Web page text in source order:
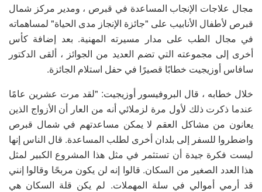
مجال علاجات الإنجاب المساعدة في قبرص ، ومدير مركز شمال
قبرص لأطفال الأنابيب على "جائزة الإنجاز مدى الحياة" لمساهماته
في مجال الطب على مدار مسيرته المهنية. بعد إضافة كأس
أخرى إلى مجموعته التي تضم العديد من الجوائز ، ألقى الدكتور
سافاس أوزيجيت خطابًا قصيرًا في حفل استلام الجائزة.
خلال خطابه ، قال البروفيسور أوزيجيت: "لقد مرت عشرين عامًا
عندما ذكرت ذلك لأول مرة لزملائي أنه من العار أن الأزواج الذين
يعانون من مشاكل العقم لا يمكن مساعدتهم في شمال قبرص
واضطروا للسفر إلى بلدان أخرى لطلب المساعدة. قال الناس إنها
ليست فكرة جيدة أن تستثمر في مثل هذا المشروع الكبير لمثل
هذا العدد الصغير من السكان. قالوا إنه لن يكون مربحًا وقالوا إنني
قد أرمي أموالي في سلة المهملات. لم يكن قلة السكان هي